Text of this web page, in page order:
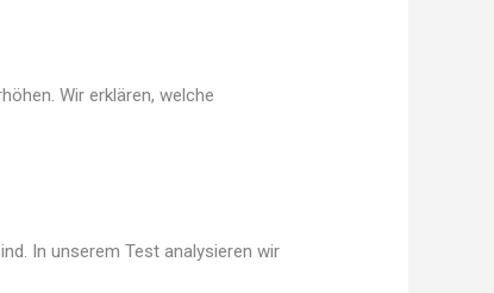
Wir erklären, welche
In unserem Test analysieren wir